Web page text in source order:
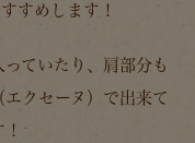
すめします！
ていたり、肩部分も
クセーヌ）で出来て